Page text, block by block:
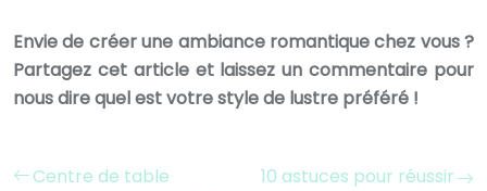
Envie de créer une ambiance romantique chez vous ?
Partagez cet article et laissez un commentaire pour
nous dire quel est votre style de lustre préféré !
Centre de table
10 astuces pour réussir